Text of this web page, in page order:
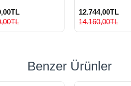
12.744,00TL
14.160,00TL
Benzer Ürünler